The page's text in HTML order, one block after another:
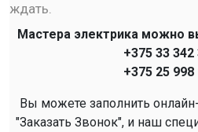
ждать.
Мастера электрика можно
+375 33 342
+375 25 998
Вы можете заполнить
"Заказать Звонок", и наш